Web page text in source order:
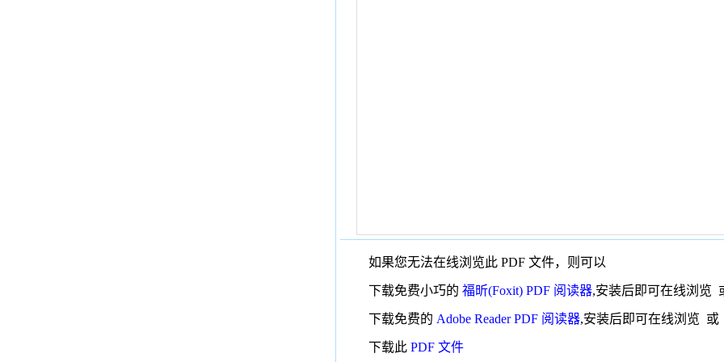
如果您无法在线浏览此 PDF 文件，则可以
下载免费小巧的 福昕(Foxit) PDF 阅读器,安装后即可在线浏览
下载免费的 Adobe Reader PDF 阅读器,安装后即可在线浏览 或
下载此 PDF 文件